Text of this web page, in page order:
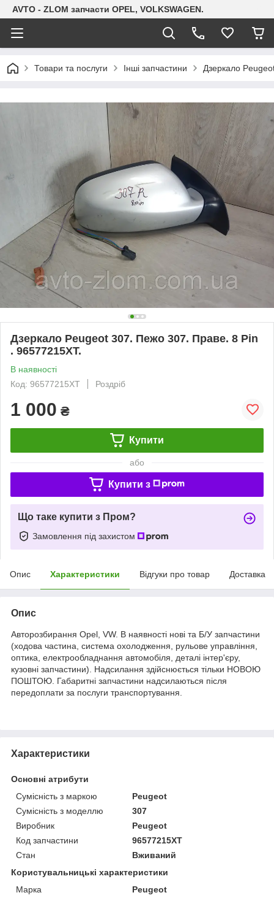
AVTO - ZLOM запчасти OPEL, VOLKSWAGEN.
Товари та послуги Інші запчастини Дзеркало
Дзеркало Peugeot 307. Пежо 307. Праве. 8 Pin
. 96577215XT.
В наявності
Код: 96577215XT
Роздріб
1 000 ₴
Купити
або
Купити з
Що таке купити з Пром?
Замовлення під захистом
Опис Характеристики Відгуки про товар Доставка
Опис
Авторозбирання Opel, VW. В наявності нові та Б/У запчастини
(ходова частина, система охолодження, рульове управління,
оптика, електрообладнання автомобіля, деталі інтер'єру,
кузовні запчастини). Надсилання здійснюється тільки НОВОЮ
ПОШТОЮ. Габаритні запчастини надсилаються після
передоплати за послуги транспортування.
Характеристики
Основні атрибути
Сумісність з маркою
Peugeot
Сумісність з моделлю
307
Виробник
Peugeot
Код запчастини
96577215XT
Стан
Вживаний
Користувальницькі характеристики
Марка
Peugeot